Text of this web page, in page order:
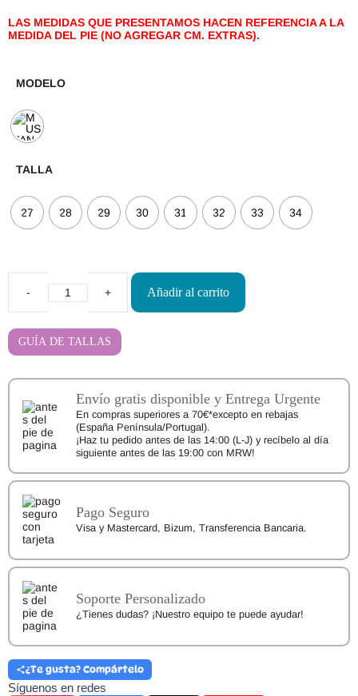
LAS MEDIDAS QUE PRESENTAMOS HACEN REFERENCIA A LA
MEDIDA DEL PIE (NO AGREGAR CM. EXTRAS).
MODELO
TALLA
27 28 29 30 31 32 33 34
Zapatillas
Respetuosas
Añadir al carrito
GUÍA DE TALLAS
Envío gratis disponible y Entrega Urgente
En compras superiores a 70€*excepto en rebajas
(España Península/Portugal).
¡Haz tu pedido antes de las 14:00 (L-J) y recíbelo al día
siguiente antes de las 19:00 con MRW!
Pago Seguro
Visa y Mastercard, Bizum, Transferencia Bancaria.
Soporte Personalizado
¿Tienes dudas? ¡Nuestro equipo te puede ayudar!
¿Te gusta? Compártelo
Síguenos en redes